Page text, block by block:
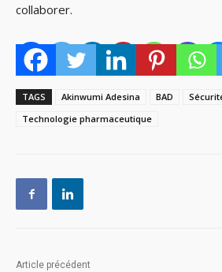
collaborer.
TAGS Akinwumi Adesina BAD
Technologie pharmaceutique
Article précédent